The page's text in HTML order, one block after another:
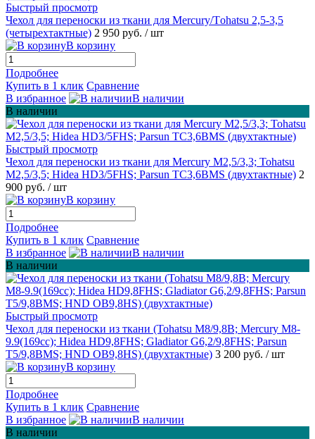
Быстрый просмотр
Чехол для переноски из ткани для Mеrcury/Tоhatsu 2,5-3,5
(четырехтактные) 2 950 руб. / шт
В корзину
Подробнее
Купить в 1 клик Сравнение
В избранное
В наличии
В наличии
Быстрый просмотр
Чехол для переноски из ткани для Mercury M2,5/3,3; Tohatsu
M2,5/3,5; Hidea HD3/5FHS; Parsun TC3,6BMS (двухтактные) 2
900 руб. / шт
В корзину
Подробнее
Купить в 1 клик Сравнение
В избранное
В наличии
В наличии
Быстрый просмотр
Чехол для переноски из ткани (Tohatsu M8/9,8B; Mercury M8-
9.9(169сс); Hidea HD9,8FHS; Gladiator G6,2/9,8FHS; Parsun
T5/9,8BMS; HND OB9,8HS) (двухтактные) 3 200 руб. / шт
В корзину
Подробнее
Купить в 1 клик Сравнение
В избранное
В наличии
В наличии